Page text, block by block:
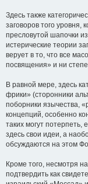
Здесь также
заговоров того
пресловутой шапочки
истерические теории
верует в то, что все
посвящения» и ни
В равной мере, здесь
фрики» (сторонники
поборники язычества,
концепций, особенно
таких могут потерпеть,
здесь свои идеи, а
обсуждаются на этом
Кроме того, несмотря
подтвердить как